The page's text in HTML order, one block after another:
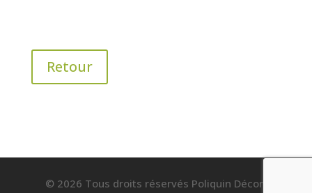
Retour
© 2026 Tous droits réservés Poliquin Décor.